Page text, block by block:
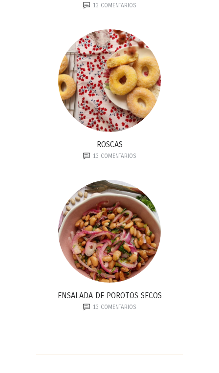
13 COMENTARIOS
ROSCAS
13 COMENTARIOS
ENSALADA DE POROTOS SECOS
13 COMENTARIOS